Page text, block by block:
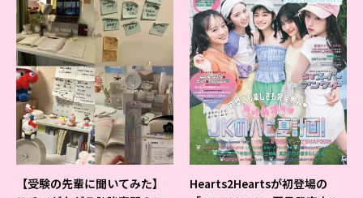
【受験の先輩に聞いてみた】
Hearts2Heartsが初登場の